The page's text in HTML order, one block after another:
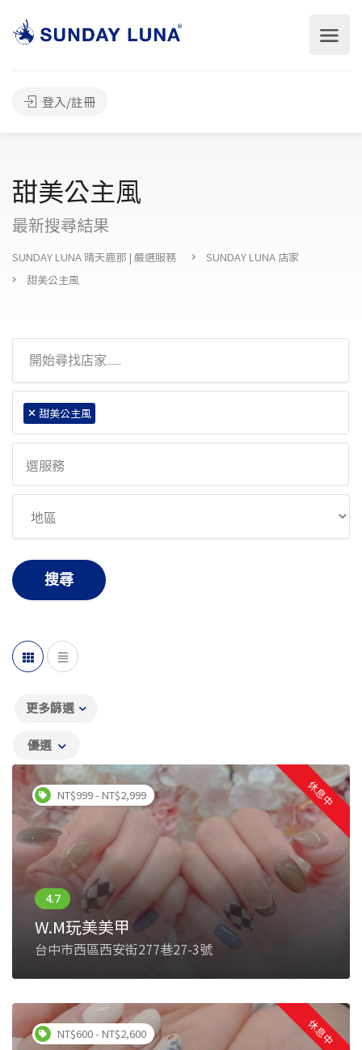
登入/註冊
甜美公主風
最新搜尋結果
SUNDAY LUNA 晴天鹿那 | 嚴選服務
SUNDAY LUNA 店家
甜美公主風
× 甜美公主風
搜尋
更多篩選
優選
NT$999 - NT$2,999 休息中
W.M玩美美甲
台中市西區西安街277巷27-3號
NT$600 - NT$2,600 休息中